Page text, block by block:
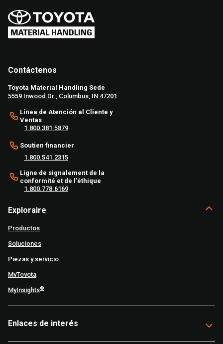
Contáctenos
Toyota Material Handling Sede
5559 Inwood Dr., Columbus, IN 47201
Línea de Atención al Cliente y
Ventas
1.800.381.5879
Soutien financier
1.800.541.2315
Ligne de signalement de la
conformité et de l'éthique
1.800.778.6169
Exploraire
Productos
Soluciones
Piezas y servicio
MyToyota
MyInsights®
Enlaces de interés